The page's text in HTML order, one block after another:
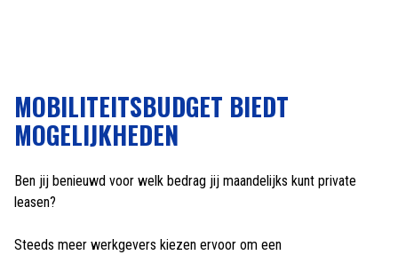
MOBILITEITSBUDGET BIEDT
MOGELIJKHEDEN
Ben jij benieuwd voor welk bedrag jij maandelijks kunt private
leasen?
Steeds meer werkgevers kiezen ervoor om een